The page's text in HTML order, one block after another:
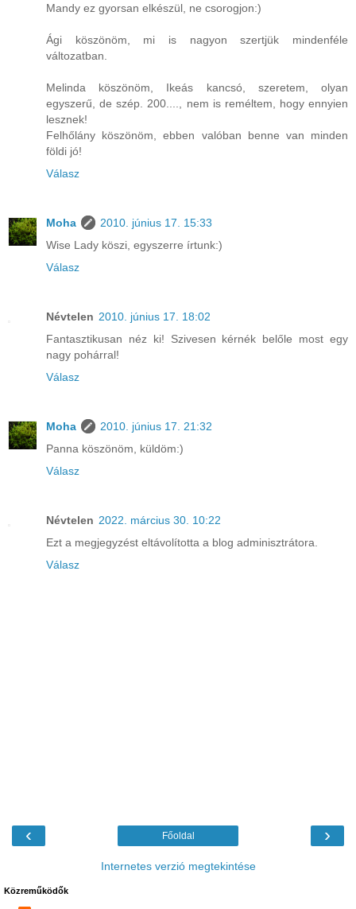
Mandy ez gyorsan elkészül, ne csorogjon:)
Ági köszönöm, mi is nagyon szertjük mindenféle
változatban.
Melinda köszönöm, Ikeás kancsó, szeretem, olyan
egyszerű, de szép. 200...., nem is reméltem, hogy ennyien
lesznek!
Felhőlány köszönöm, ebben valóban benne van minden
földi jó!
Válasz
Moha
2010. június 17. 15:33
Wise Lady köszi, egyszerre írtunk:)
Válasz
Névtelen 2010. június 17. 18:02
Fantasztikusan néz ki! Szivesen kérnék belőle most egy
nagy pohárral!
Válasz
Moha
2010. június 17. 21:32
Panna köszönöm, küldöm:)
Válasz
Névtelen 2022. március 30. 10:22
Ezt a megjegyzést eltávolította a blog adminisztrátora.
Válasz
‹ ›
Főoldal
Internetes verzió megtekintése
Közreműködők